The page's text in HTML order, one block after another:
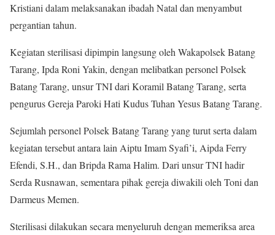
Kristiani dalam melaksanakan ibadah Natal dan menyambut
pergantian tahun.
Kegiatan sterilisasi dipimpin langsung oleh Wakapolsek Batang
Tarang, Ipda Roni Yakin, dengan melibatkan personel Polsek
Batang Tarang, unsur TNI dari Koramil Batang Tarang, serta
pengurus Gereja Paroki Hati Kudus Tuhan Yesus Batang Tarang.
Sejumlah personel Polsek Batang Tarang yang turut serta dalam
kegiatan tersebut antara lain Aiptu Imam Syafi’i, Aipda Ferry
Efendi, S.H., dan Bripda Rama Halim. Dari unsur TNI hadir
Serda Rusnawan, sementara pihak gereja diwakili oleh Toni dan
Darmeus Memen.
Sterilisasi dilakukan secara menyeluruh dengan memeriksa area